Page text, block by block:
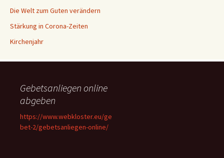
Die Welt zum Guten verändern
Stärkung in Corona-Zeiten
Kirchenjahr
Gebetsanliegen online
abgeben
https://www.webkloster.eu/ge
bet-2/gebetsanliegen-online/